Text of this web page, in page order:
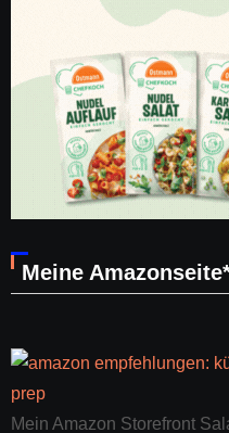
Meine
Mein Amazon Storefront